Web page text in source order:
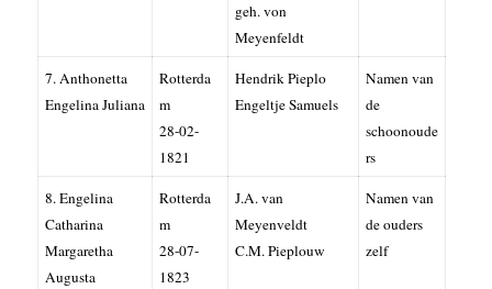
geh. von
Meyenfeldt
7. Anthonetta
Engelina Juliana
Rotterda
m
28-02-
1821
Hendrik Pieplo
Engeltje Samuels
Namen van
de
schoonoude
rs
8. Engelina
Catharina
Margaretha
Augusta
Rotterda
m
28-07-
1823
J.A. van
Meyenveldt
C.M. Pieplouw
Namen van
de ouders
zelf